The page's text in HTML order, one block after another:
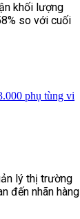
khối lượng
so với cuối
phụ tùng vi
lý thị trường
đến nhãn hàng